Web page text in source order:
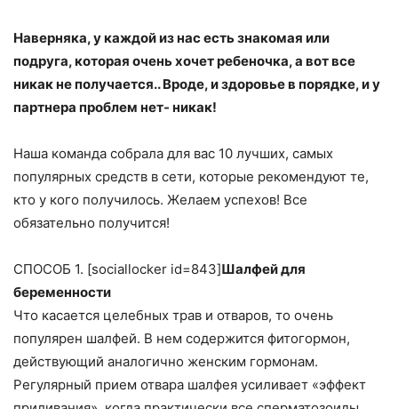
Наверняка, у каждой из нас есть знакомая или
подруга, которая очень хочет ребеночка, а вот все
никак не получается.. Вроде, и здоровье в порядке, и у
партнера проблем нет- никак!
Наша команда собрала для вас 10 лучших, самых
популярных средств в сети, которые рекомендуют те,
кто у кого получилось. Желаем успехов! Все
обязательно получится!
СПОСОБ 1. [sociallocker id=843]Шалфей для
беременности
Что касается целебных трав и отваров, то очень
популярен шалфей. В нем содержится фитогормон,
действующий аналогично женским гормонам.
Регулярный прием отвара шалфея усиливает «эффект